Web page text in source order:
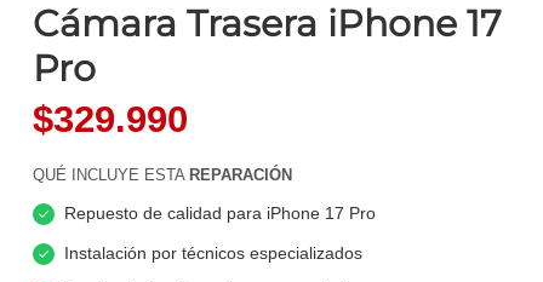
Cámara Trasera iPhone 17
Pro
$329.990
QUÉ INCLUYE ESTA REPARACIÓN
Repuesto de calidad para iPhone 17 Pro
Instalación por técnicos especializados